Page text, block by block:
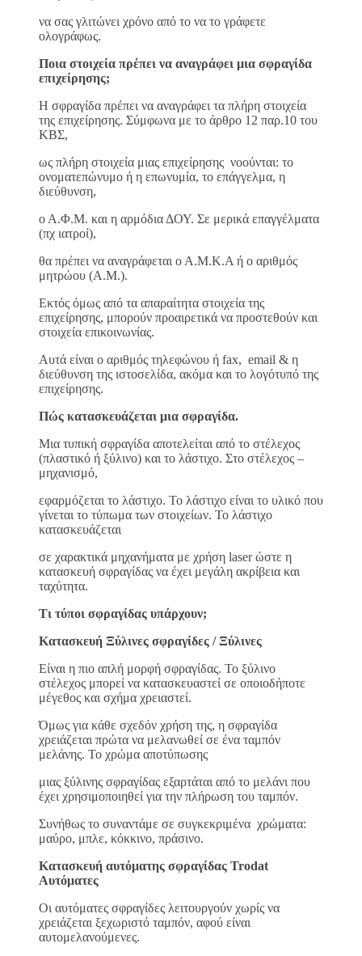
να σας γλιτώνει χρόνο από το να το γράφετε
ολογράφως.
Ποια στοιχεία πρέπει να αναγράφει μια σφραγίδα
επιχείρησης;
Η σφραγίδα πρέπει να αναγράφει τα πλήρη στοιχεία
της επιχείρησης. Σύμφωνα με το άρθρο 12 παρ.10 του
ΚΒΣ,
ως πλήρη στοιχεία μιας επιχείρησης νοούνται: το
ονοματεπώνυμο ή η επωνυμία, το επάγγελμα, η
διεύθυνση,
ο Α.Φ.Μ. και η αρμόδια ΔΟΥ. Σε μερικά επαγγέλματα
(πχ ιατροί),
θα πρέπει να αναγράφεται ο Α.Μ.Κ.Α ή ο αριθμός
μητρώου (Α.Μ.).
Εκτός όμως από τα απαραίτητα στοιχεία της
επιχείρησης, μπορούν προαιρετικά να προστεθούν και
στοιχεία επικοινωνίας.
Αυτά είναι ο αριθμός τηλεφώνου ή fax, email & η
διεύθυνση της ιστοσελίδα, ακόμα και το λογότυπό της
επιχείρησης.
Πώς κατασκευάζεται μια σφραγίδα.
Μια τυπική σφραγίδα αποτελείται από το στέλεχος
(πλαστικό ή ξύλινο) και το λάστιχο. Στο στέλεχος –
μηχανισμό,
εφαρμόζεται το λάστιχο. Το λάστιχο είναι το υλικό που
γίνεται το τύπωμα των στοιχείων. Το λάστιχο
κατασκευάζεται
σε χαρακτικά μηχανήματα με χρήση laser ώστε η
κατασκευή σφραγίδας να έχει μεγάλη ακρίβεια και
ταχύτητα.
Τι τύποι σφραγίδας υπάρχουν;
Κατασκευή Ξύλινες σφραγίδες / Ξύλινες
Είναι η πιο απλή μορφή σφραγίδας. Το ξύλινο
στέλεχος μπορεί να κατασκευαστεί σε οποιοδήποτε
μέγεθος και σχήμα χρειαστεί.
Όμως για κάθε σχεδόν χρήση της, η σφραγίδα
χρειάζεται πρώτα να μελανωθεί σε ένα ταμπόν
μελάνης. Το χρώμα αποτύπωσης
μιας ξύλινης σφραγίδας εξαρτάται από το μελάνι που
έχει χρησιμοποιηθεί για την πλήρωση του ταμπόν.
Συνήθως το συναντάμε σε συγκεκριμένα χρώματα:
μαύρο, μπλε, κόκκινο, πράσινο.
Κατασκευή αυτόματης σφραγίδας Trodat
Αυτόματες
Οι αυτόματες σφραγίδες λειτουργούν χωρίς να
χρειάζεται ξεχωριστό ταμπόν, αφού είναι
αυτομελανούμενες.